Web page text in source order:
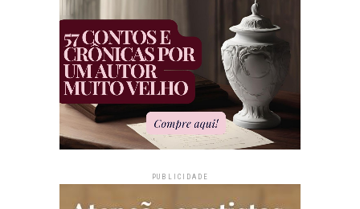
PUBLICIDADE